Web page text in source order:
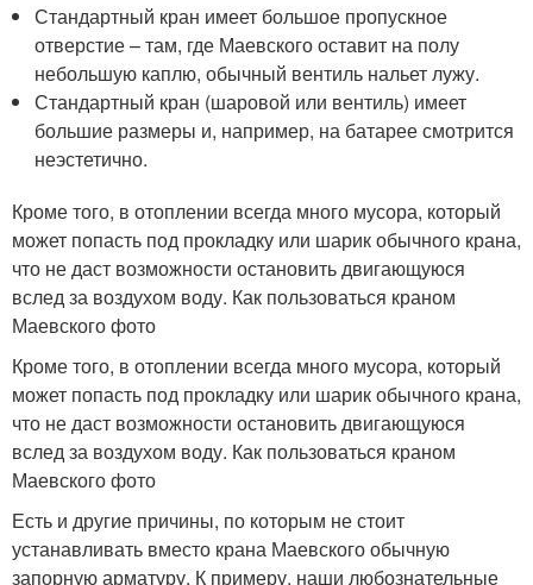
Стандартный кран имеет большое пропускное
отверстие – там, где Маевского оставит на полу
небольшую каплю, обычный вентиль нальет лужу.
Стандартный кран (шаровой или вентиль) имеет
большие размеры и, например, на батарее смотрится
неэстетично.
Кроме того, в отоплении всегда много мусора, который
может попасть под прокладку или шарик обычного крана,
что не даст возможности остановить двигающуюся
вслед за воздухом воду. Как пользоваться краном
Маевского фото
Кроме того, в отоплении всегда много мусора, который
может попасть под прокладку или шарик обычного крана,
что не даст возможности остановить двигающуюся
вслед за воздухом воду. Как пользоваться краном
Маевского фото
Есть и другие причины, по которым не стоит
устанавливать вместо крана Маевского обычную
запорную арматуру. К примеру, наши любознательные